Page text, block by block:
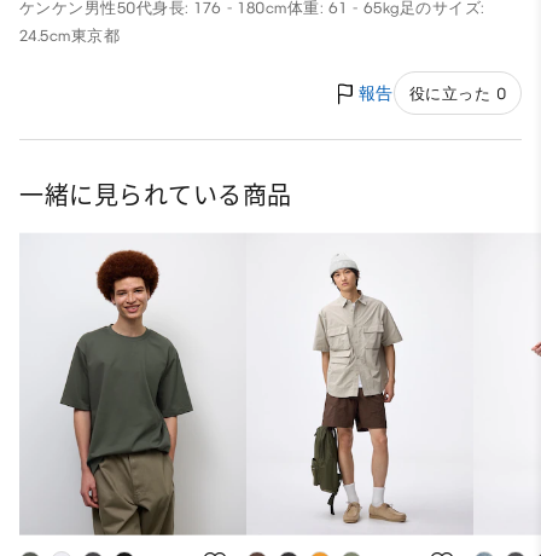
ケンケン 男性50代身長: 176 - 180cm体重: 61 - 65kg足のサイズ:
24.5cm東京都
報告 役に立った 0
一緒に見られている商品